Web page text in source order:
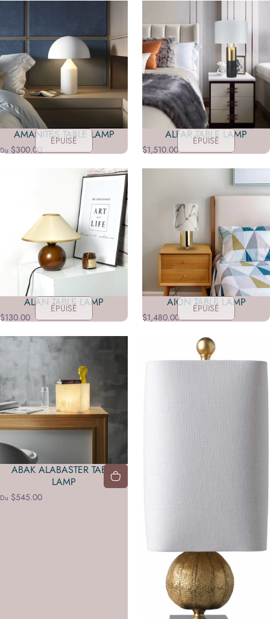
ÉPUISÉ
AMANITES TABLE LAMP
Du $300.00
ÉPUISÉ
ALFAR TABLE LAMP
$1,510.00
ÉPUISÉ
ALAN TABLE LAMP
$130.00
ÉPUISÉ
AION TABLE LAMP
$1,480.00
ABAK ALABASTER TABLE
LAMP
Du $545.00